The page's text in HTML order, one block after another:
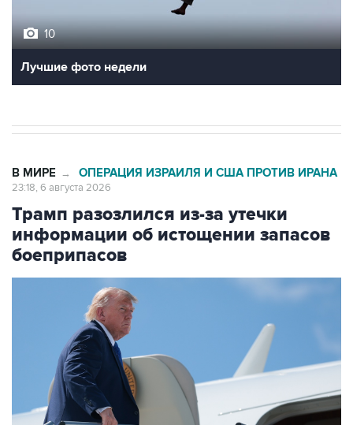
10
Лучшие фото недели
В МИРЕ → ОПЕРАЦИЯ ИЗРАИЛЯ И США ПРОТИВ ИРАНА
23:18, 6 августа 2026
Трамп разозлился из-за утечки
информации об истощении запасов
боеприпасов